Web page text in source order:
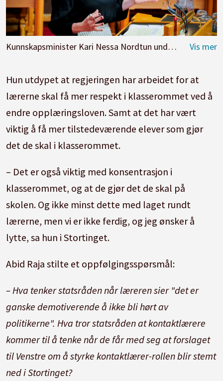
Kunnskapsminister Kari Nessa Nordtun under muntlig spørretime i Stortinget i 2023. Foto: Gorm Kallestad / NTB
Hun utdypet at regjeringen har arbeidet for at
lærerne skal få mer respekt i klasserommet ved å
endre opplæringsloven. Samt at det har vært
viktig å få mer tilstedeværende elever som gjør
det de skal i klasserommet.
– Det er også viktig med konsentrasjon i
klasserommet, og at de gjør det de skal på
skolen. Og ikke minst dette med laget rundt
lærerne, men vi er ikke ferdig, og jeg ønsker å
lytte, sa hun i Stortinget.
Abid Raja stilte et oppfølgingsspørsmål:
– Hva tenker statsråden når læreren sier "det er
ganske demotiverende å ikke bli hørt av
politikerne". Hva tror statsråden at kontaktlærere
kommer til å tenke når de får med seg at forslaget
til Venstre om å styrke kontaktlærer-rollen blir stemt
ned i Stortinget?